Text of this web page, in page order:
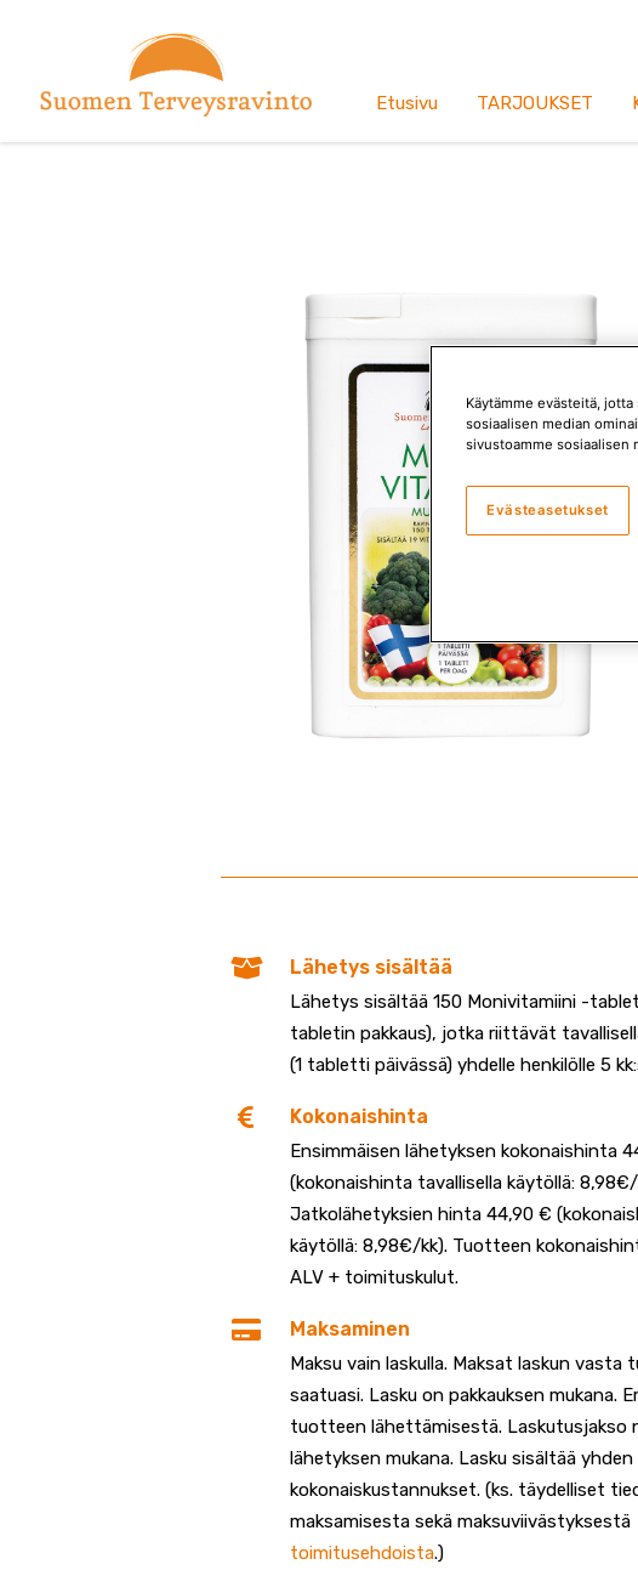
Etusivu TARJOUKSET
Lähetys sisältää
Lähetys sisältää 150 Monivitamiini -
tabletin pakkaus), jotka riittävät
(1 tabletti päivässä) yhdelle henkilölle 5
Kokonaishinta
Ensimmäisen lähetyksen kokonaishinta
(kokonaishinta tavallisella käytöllä:
Jatkolähetyksien hinta 44,90 €
käytöllä: 8,98€/kk). Tuotteen
ALV + toimituskulut.
Maksaminen
Maksu vain laskulla. Maksat laskun vasta
saatuasi. Lasku on pakkauksen mukana.
tuotteen lähettämisestä. Laskutusjakso
lähetyksen mukana. Lasku sisältää
kokonaiskustannukset. (ks. täydelliset
maksamisesta sekä maksuviivästyksestä
toimitusehdoista.)
Käytämme evästeitä,
sosiaalisen median
sivustoamme sosiaalisen
Evästeasetukset